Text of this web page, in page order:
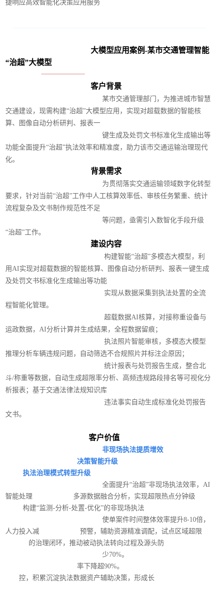
捷响应高效智能化决策应用服务
大模型应用案例-某市交通管理智能
“治超”大模型
客户背景
某市交通管理部门，为推进城市智慧
交通建设，现需构建“治超”大模型应用，实现对超载数据的智能核
算、图像自动分析研判、报表一
键生成及处罚文书标准化生成输出等
功能全面提升“治超”执法效率和精准度，助力该市交通运输治理现代
化。
背景需求
为贯彻落实交通运输领域数字化转型
要求，针对当前“治超”工作中人工核算效率低、审核任务繁重、统计
流程复杂及文书制作规范性不足
等问题，亟需引入数智化手段升级
“治超”工作。
建设内容
构建智能“治超”多模态大模型，利
用AI实现对超载数据的智能核算、图像自动分析研判、报表一键生成
及处罚文书标准化生成输出等功能
实现从数据采集到执法处置的全流
程智能化管理。
超载数据AI核算，对接称重设备与
运政数据，AI分析计算并生成结果，全程数据留痕；
执法照片智能审核，多模态大模型
推理分析车辆违规问题，自动筛选不合规照片并标注企原因；
统计报表与处罚报告生成，整合北
斗/称重等数据，自动生成超限率分析、高频违规路段排名等可视化分
析报表；基于交通法律法规知识库
违法事实自动生成标准化处罚报告
文书。
客户价值
非现场执法提质增效
决策智能升级
执法治理模式转型升级
全面提升“治超”非现场执法效率，AI
智能处理 多源数据融合分析，实现超限热点分钟级
构建“监测-分析-处置-优化”的非现场执法
使单案件时间整体效率提升8-10倍，
人力投入减 预警，辅助资源精准调配，试点区域超限
的治理闭环，推动被动执法转向过程及源头防
少70%。
率下降超90%。
控，积累沉淀执法数据资产辅助决策，形成长